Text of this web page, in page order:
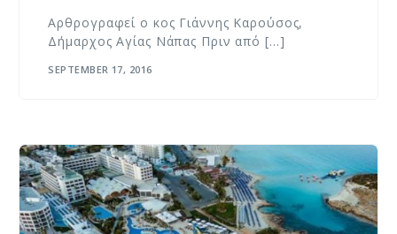
Αρθρογραφεί ο κος Γιάννης Καρούσος,
Δήμαρχος Αγίας Νάπας Πριν από […]
SEPTEMBER 17, 2016